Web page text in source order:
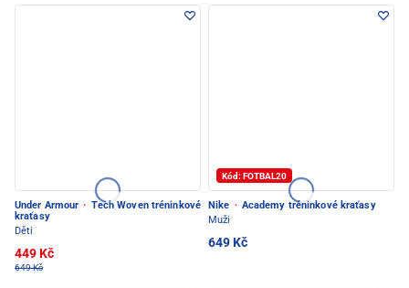
Under Armour · Tech Woven tréninkové
kraťasy
Děti
449 Kč
649 Kč
Kód: FOTBAL20
Nike · Academy tréninkové kraťasy
Muži
649 Kč